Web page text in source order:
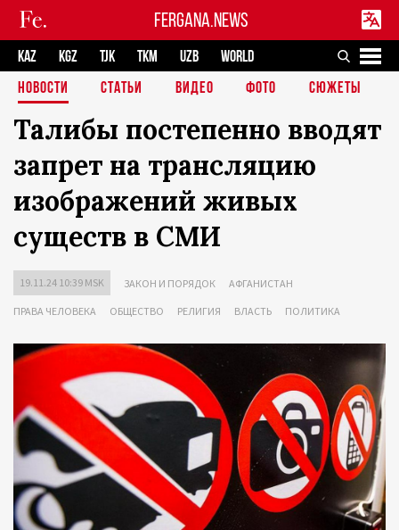
FERGANA.NEWS
KAZ KGZ TJK TKM UZB
WORLD
НОВОСТИ
СТАТЬИ ВИДЕО ФОТО СЮЖЕТЫ
Талибы постепенно вводят
запрет на трансляцию
изображений живых
существ в СМИ
19.11.24 10:39 MSK ЗАКОН И ПОРЯДОК АФГАНИСТАН
ПРАВА ЧЕЛОВЕКА ОБЩЕСТВО РЕЛИГИЯ ВЛАСТЬ ПОЛИТИКА